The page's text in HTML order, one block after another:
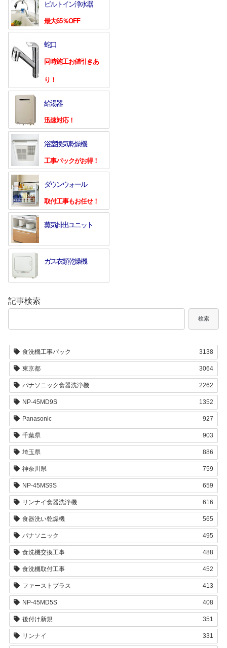
ビルトイン浄水器
最大65％OFF
蛇口
同時施工お値引きあ
り！
給湯器
迅速対応！
浴室換気乾燥機
工事パックがお得！
ダウンウォール
取付工事もお任せ！
蒸気排出ユニット
ガス衣類乾燥機
記事検索
検索
食洗機工事パック 3138
東京都 3064
パナソニック食器洗浄機 2262
NP-45MD9S 1352
Panasonic 927
千葉県 903
埼玉県 886
神奈川県 759
NP-45MS9S 659
リンナイ食器洗浄機 616
食器洗い乾燥機 565
パナソニック 495
食洗機交換工事 488
食洗機取付工事 452
ファーストプラス 413
NP-45MD5S 408
後付け新規 351
リンナイ 331